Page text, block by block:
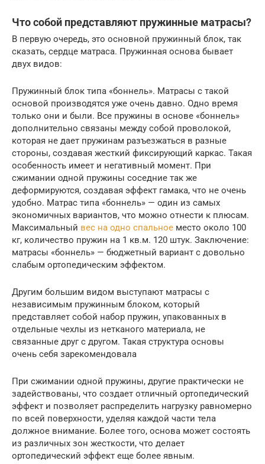
Что собой представляют пружинные матрасы?
В первую очередь, это основной пружинный блок, так
сказать, сердце матраса. Пружинная основа бывает
двух видов:
Пружинный блок типа «боннель». Матрасы с такой
основой производятся уже очень давно. Одно время
только они и были. Все пружины в основе «боннель»
дополнительно связаны между собой проволокой,
которая не дает пружинам разъезжаться в разные
стороны, создавая жесткий фиксирующий каркас. Такая
особенность имеет и негативный момент. При
сжимании одной пружины соседние так же
деформируются, создавая эффект гамака, что не очень
удобно. Матрас типа «боннель» — один из самых
экономичных вариантов, что можно отнести к плюсам.
Максимальный вес на одно спальное место около 100
кг, количество пружин на 1 кв.м. 120 штук. Заключение:
матрасы «боннель» — бюджетный вариант с довольно
слабым ортопедическим эффектом.
Другим большим видом выступают матрасы с
независимым пружинным блоком, который
представляет собой набор пружин, упакованных в
отдельные чехлы из нетканого материала, не
связанные друг с другом. Такая структура основы
очень себя зарекомендовала
При сжимании одной пружины, другие практически не
задействованы, что создает отличный ортопедический
эффект и позволяет распределить нагрузку равномерно
по всей поверхности, уделяя каждой части тела
должное внимание. Более того, основа может состоять
из различных зон жесткости, что делает
ортопедический эффект еще более явным.